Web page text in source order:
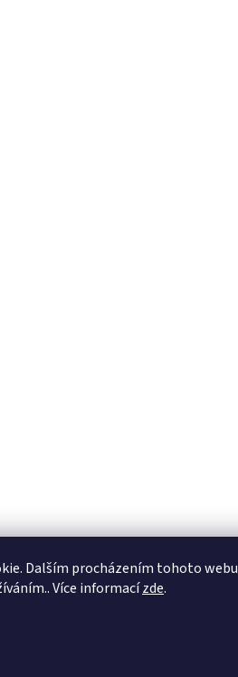
Dalším procházením tohoto webu
Více informacízde.